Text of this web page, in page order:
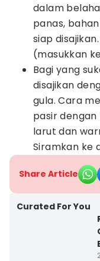
dalam
panas,
siap
(masukkan
Bagi yang
disajikan
gula. Cara
pasir dengan
larut dan
Siramkan ke
Share Article
Curated For You